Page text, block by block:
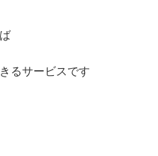
るサービスです